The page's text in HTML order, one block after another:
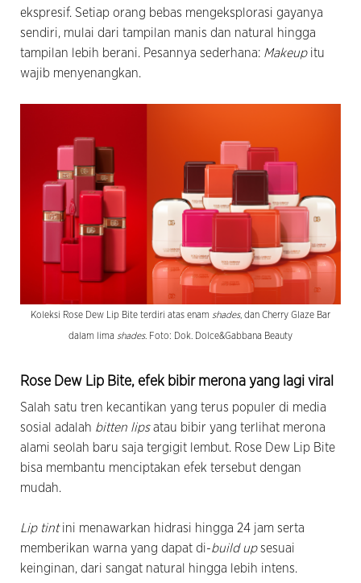
ekspresif. Setiap orang bebas mengeksplorasi gayanya
sendiri, mulai dari tampilan manis dan natural hingga
tampilan lebih berani. Pesannya sederhana: Makeup itu
wajib menyenangkan.
Koleksi Rose Dew Lip Bite terdiri atas enam shades, dan Cherry Glaze Bar
dalam lima shades. Foto: Dok. Dolce&Gabbana Beauty
Rose Dew Lip Bite, efek bibir merona yang lagi viral
Salah satu tren kecantikan yang terus populer di media
sosial adalah bitten lipsatau bibir yang terlihat merona
alami seolah baru saja tergigit lembut. Rose Dew Lip Bite
bisa membantu menciptakan efek tersebut dengan
mudah.
Lip tintini menawarkan hidrasi hingga 24 jam serta
memberikan warna yang dapat di-build upsesuai
keinginan, dari sangat natural hingga lebih intens.